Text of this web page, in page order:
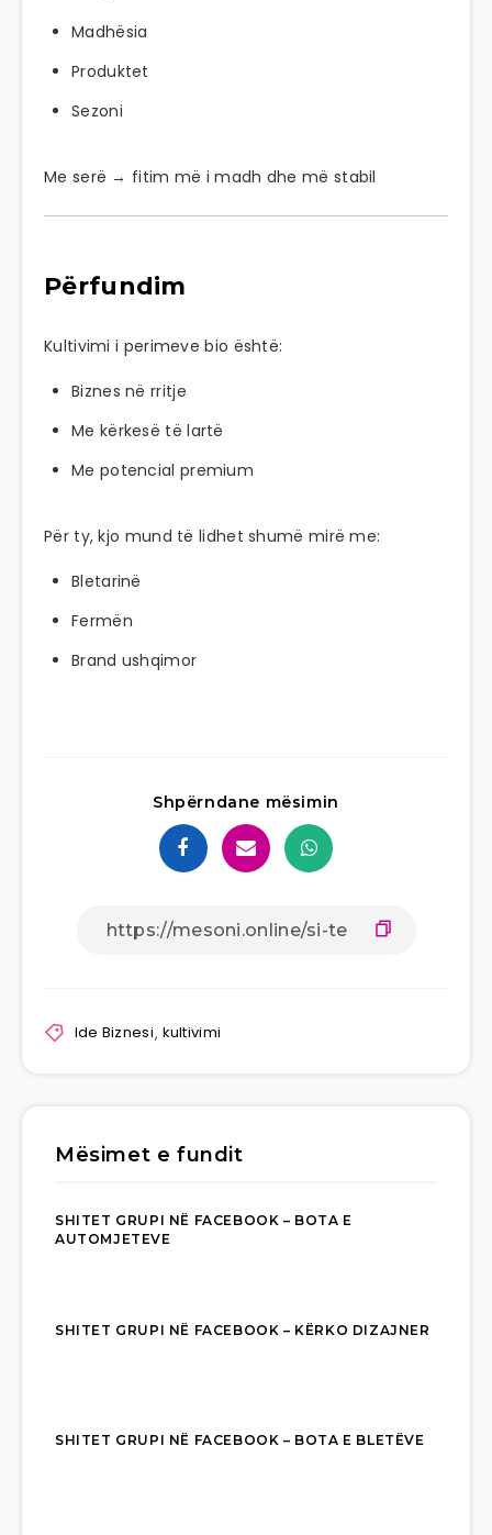
Madhësia
Produktet
Sezoni
Me serë → fitim më i madh dhe më stabil
Përfundim
Kultivimi i perimeve bio është:
Biznes në rritje
Me kërkesë të lartë
Me potencial premium
Për ty, kjo mund të lidhet shumë mirë me:
Bletarinë
Fermën
Brand ushqimor
Shpërndane mësimin
Ide Biznesi, kultivimi
Mësimet e fundit
SHITET GRUPI NË FACEBOOK – BOTA E
AUTOMJETEVE
SHITET GRUPI NË FACEBOOK – KËRKO DIZAJNER
SHITET GRUPI NË FACEBOOK – BOTA E BLETËVE